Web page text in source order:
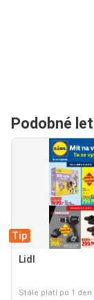
Podobné
Tip
Lidl
Stále platí po 1 den